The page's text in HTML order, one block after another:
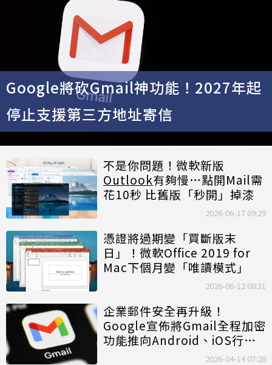
Google將砍Gmail神功能！2027年起
停止支援第三方地址寄信
不是你問題！微軟新版
Outlook有夠慢…點開Mail需
花10秒 比舊版「秒開」掉漆
2026-06-17 09:29
憑證將過期變「買斷版末
日」！微軟Office 2019 for
Mac下個月變「唯讀模式」
2026-06-12 08:31
企業郵件安全再升級！
Google宣佈將Gmail全程加密
功能推向Android、iOS行動
2026-04-14 07:28